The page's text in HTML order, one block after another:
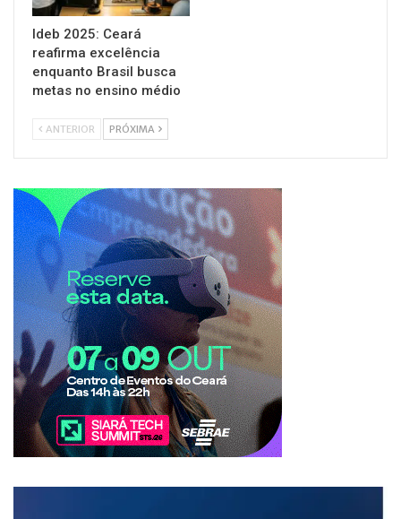
Ideb 2025: Ceará
reafirma excelência
enquanto Brasil busca
metas no ensino médio
ANTERIOR PRÓXIMA